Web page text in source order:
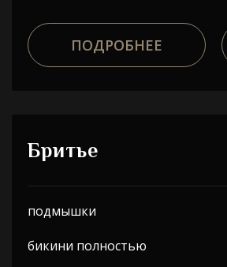
ПОДРОБНЕЕ
Бритье
подмышки
бикини полностью